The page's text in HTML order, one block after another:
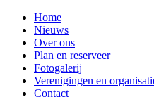
Home
Nieuws
Over ons
Plan en reserveer
Fotogalerij
Verenigingen en
Contact